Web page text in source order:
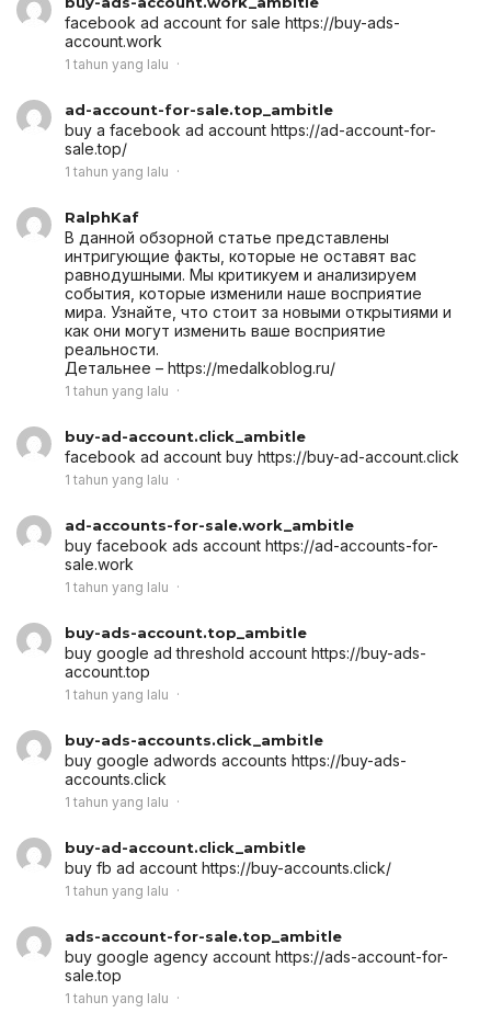
facebook ad account for sale https://buy-ads-
account.work
1 tahun yang lalu
ad-account-for-sale.top_ambitle
buy a facebook ad account https://ad-account-for-
sale.top/
1 tahun yang lalu
RalphKaf
В данной обзорной статье представлены
интригующие факты, которые не оставят вас
равнодушными. Мы критикуем и анализируем
события, которые изменили наше восприятие
мира. Узнайте, что стоит за новыми открытиями и
как они могут изменить ваше восприятие
реальности.
Детальнее – https://medalkoblog.ru/
1 tahun yang lalu
buy-ad-account.click_ambitle
facebook ad account buy https://buy-ad-account.click
1 tahun yang lalu
ad-accounts-for-sale.work_ambitle
buy facebook ads account https://ad-accounts-for-
sale.work
1 tahun yang lalu
buy-ads-account.top_ambitle
buy google ad threshold account https://buy-ads-
account.top
1 tahun yang lalu
buy-ads-accounts.click_ambitle
buy google adwords accounts https://buy-ads-
accounts.click
1 tahun yang lalu
buy-ad-account.click_ambitle
buy fb ad account https://buy-accounts.click/
1 tahun yang lalu
ads-account-for-sale.top_ambitle
buy google agency account https://ads-account-for-
sale.top
1 tahun yang lalu